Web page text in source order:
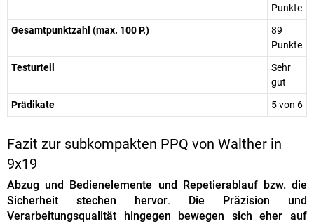
Punkte
Gesamtpunktzahl (max. 100 P.)
89
Punkte
Testurteil
Sehr
gut
Prädikate
5 von 6
Fazit zur subkompakten PPQ von Walther in
9x19
Abzug und Bedienelemente und Repetierablauf bzw. die
Sicherheit stechen hervor.
Die Präzision und
Verarbeitungsqualität hingegen bewegen sich eher auf